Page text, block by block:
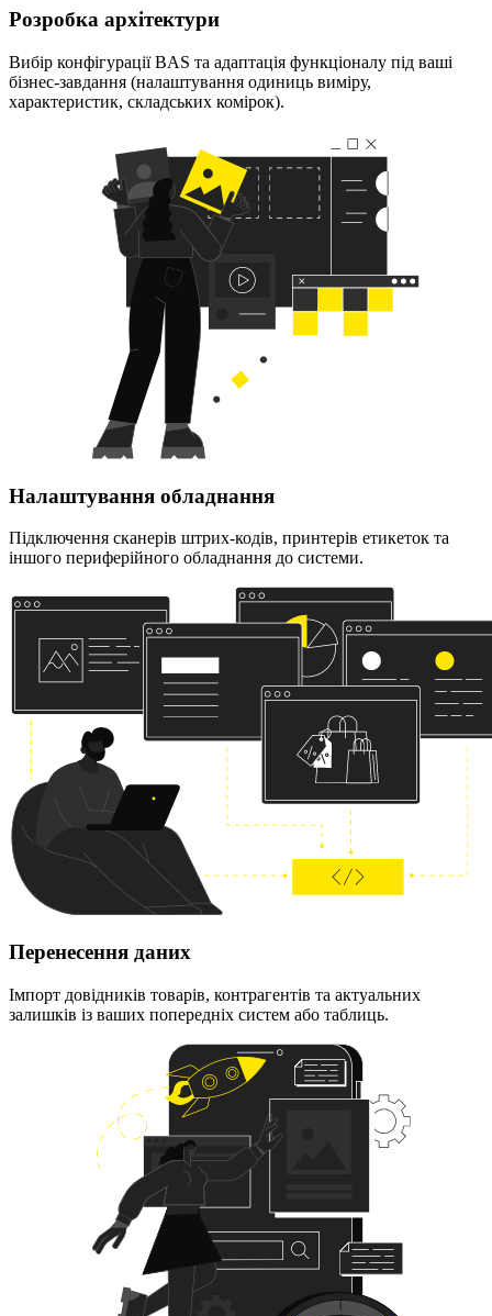
Розробка архітектури
Вибір конфігурації BAS та адаптація функціоналу під ваші
бізнес-завдання (налаштування одиниць виміру,
характеристик, складських комірок).
Налаштування обладнання
Підключення сканерів штрих-кодів, принтерів етикеток та
іншого периферійного обладнання до системи.
Перенесення даних
Імпорт довідників товарів, контрагентів та актуальних
залишків із ваших попередніх систем або таблиць.